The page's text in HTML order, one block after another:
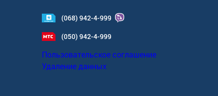
(068) 942-4-999
(050) 942-4-999
Пользовательское соглашение
Удаление данных